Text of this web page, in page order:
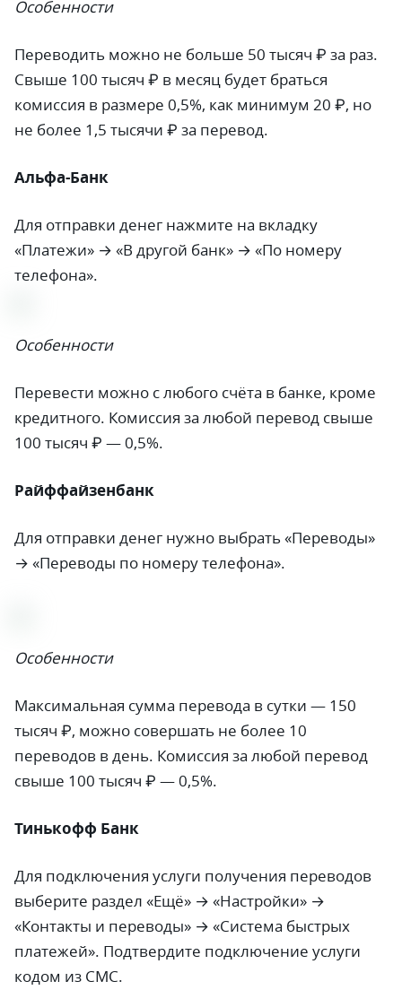
Особенности
Переводить можно не больше 50 тысяч ₽ за раз.
Свыше 100 тысяч ₽ в месяц будет браться
комиссия в размере 0,5%, как минимум 20 ₽, но
не более 1,5 тысячи ₽ за перевод.
Альфа-Банк
Для отправки денег нажмите на вкладку
«Платежи» → «В другой банк» → «По номеру
телефона».
Особенности
Перевести можно с любого счёта в банке, кроме
кредитного. Комиссия за любой перевод свыше
100 тысяч ₽ — 0,5%.
Райффайзенбанк
Для отправки денег нужно выбрать «Переводы»
→ «Переводы по номеру телефона».
Особенности
Максимальная сумма перевода в сутки — 150
тысяч ₽, можно совершать не более 10
переводов в день. Комиссия за любой перевод
свыше 100 тысяч ₽ — 0,5%.
Тинькофф Банк
Для подключения услуги получения переводов
выберите раздел «Ещё» → «Настройки» →
«Контакты и переводы» → «Система быстрых
платежей». Подтвердите подключение услуги
кодом из СМС.